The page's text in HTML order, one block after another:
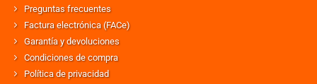
Preguntas frecuentes
Factura electrónica (FACe)
Garantía y devoluciones
Condiciones de compra
Política de privacidad